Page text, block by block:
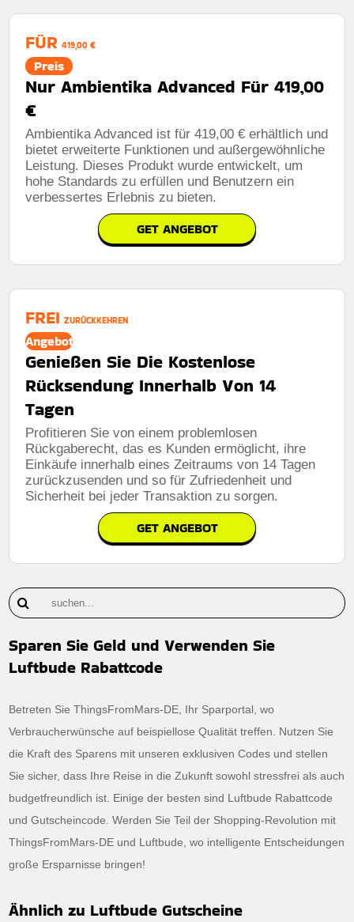
FÜR 419,00 €
Preis
Nur Ambientika Advanced Für 419,00
€
Ambientika Advanced ist für 419,00 € erhältlich und
bietet erweiterte Funktionen und außergewöhnliche
Leistung. Dieses Produkt wurde entwickelt, um
hohe Standards zu erfüllen und Benutzern ein
verbessertes Erlebnis zu bieten.
GET ANGEBOT
FREI ZURÜCKKEHREN
Angebot
Genießen Sie Die Kostenlose
Rücksendung Innerhalb Von 14
Tagen
Profitieren Sie von einem problemlosen
Rückgaberecht, das es Kunden ermöglicht, ihre
Einkäufe innerhalb eines Zeitraums von 14 Tagen
zurückzusenden und so für Zufriedenheit und
Sicherheit bei jeder Transaktion zu sorgen.
GET ANGEBOT
Sparen Sie Geld und Verwenden Sie
Luftbude Rabattcode
Betreten Sie ThingsFromMars-DE, Ihr Sparportal, wo
Verbraucherwünsche auf beispiellose Qualität treffen. Nutzen Sie
die Kraft des Sparens mit unseren exklusiven Codes und stellen
Sie sicher, dass Ihre Reise in die Zukunft sowohl stressfrei als auch
budgetfreundlich ist. Einige der besten sind Luftbude Rabattcode
und Gutscheincode. Werden Sie Teil der Shopping-Revolution mit
ThingsFromMars-DE und Luftbude, wo intelligente Entscheidungen
große Ersparnisse bringen!
Ähnlich zu Luftbude Gutscheine